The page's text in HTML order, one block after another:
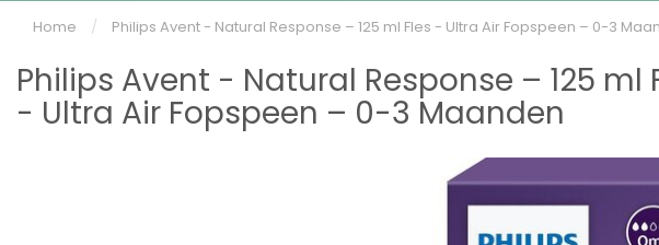
Home / Philips Avent - Natural Response – 125 ml Fles - Ultra Air Fopspeen – 0-3
Philips Avent - Natural Response – 125 ml
- Ultra Air Fopspeen – 0-3 Maanden